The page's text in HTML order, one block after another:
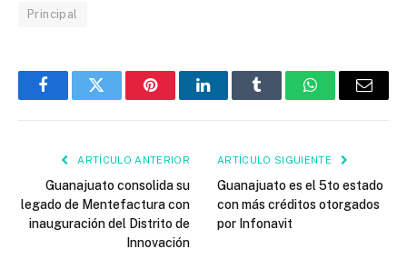
Principal
FacebookTwitter PinterestLinkedInTumblr WhatsAppEmail
ARTÍCULO ANTERIOR
Guanajuato consolida su
legado de Mentefactura con
inauguración del Distrito de
Innovación
ARTÍCULO SIGUIENTE
Guanajuato es el 5to estado
con más créditos otorgados
por Infonavit